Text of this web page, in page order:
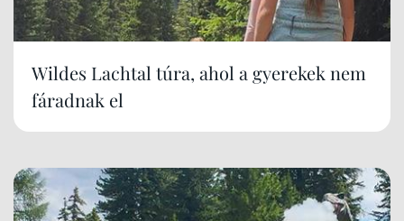
Wildes Lachtal túra, ahol a gyerekek nem
fáradnak el